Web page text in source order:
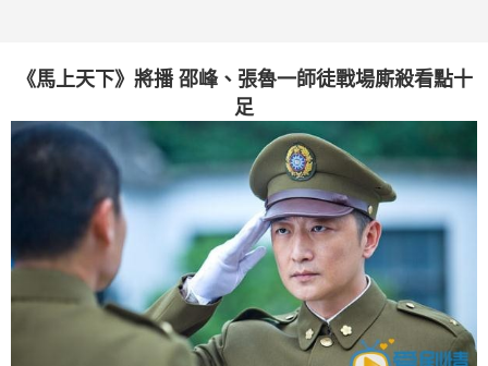
《馬上天下》將播 邵峰、張魯一師徒戰場廝殺看點十
足